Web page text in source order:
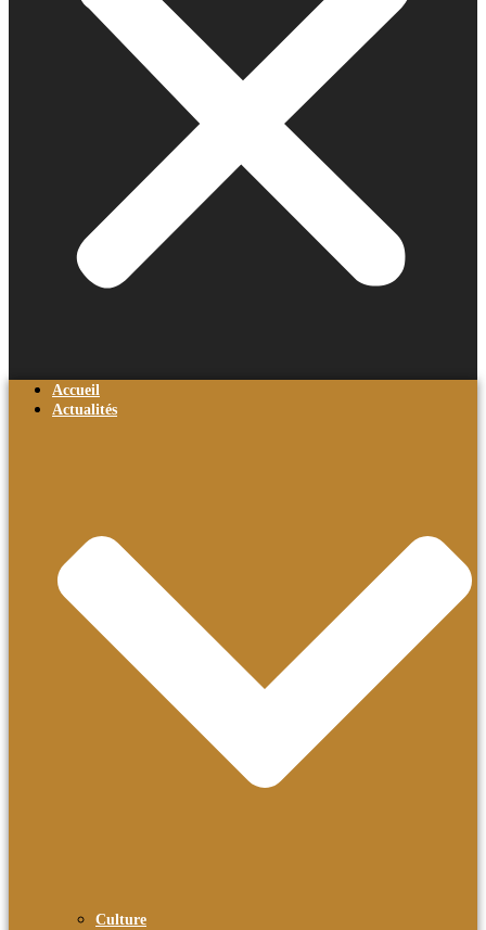
Accueil
Actualités
Culture